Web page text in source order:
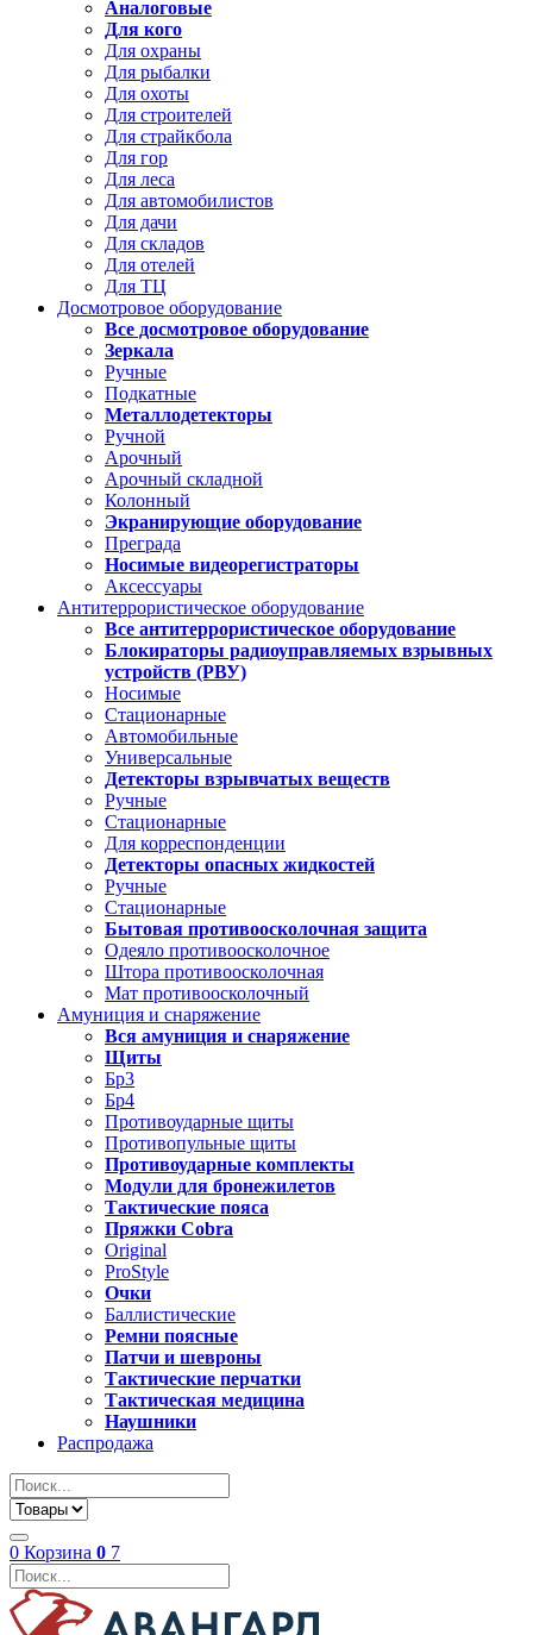
Аналоговые
Для кого
Для охраны
Для рыбалки
Для охоты
Для строителей
Для страйкбола
Для гор
Для леса
Для автомобилистов
Для дачи
Для складов
Для отелей
Для ТЦ
Досмотровое оборудование
Все досмотровое оборудование
Зеркала
Ручные
Подкатные
Металлодетекторы
Ручной
Арочный
Арочный складной
Колонный
Экранирующие оборудование
Преграда
Носимые видеорегистраторы
Аксессуары
Антитеррористическое оборудование
Все антитеррористическое оборудование
Блокираторы радиоуправляемых взрывных
устройств (РВУ)
Носимые
Стационарные
Автомобильные
Универсальные
Детекторы взрывчатых веществ
Ручные
Стационарные
Для корреспонденции
Детекторы опасных жидкостей
Ручные
Стационарные
Бытовая противоосколочная защита
Одеяло противоосколочное
Штора противоосколочная
Мат противоосколочный
Амуниция и снаряжение
Вся амуниция и снаряжение
Щиты
Бр3
Бр4
Противоударные щиты
Противопульные щиты
Противоударные комплекты
Модули для бронежилетов
Тактические пояса
Пряжки Cobra
Original
ProStyle
Очки
Баллистические
Ремни поясные
Патчи и шевроны
Тактические перчатки
Тактическая медицина
Наушники
Распродажа
0 Корзина 0 7